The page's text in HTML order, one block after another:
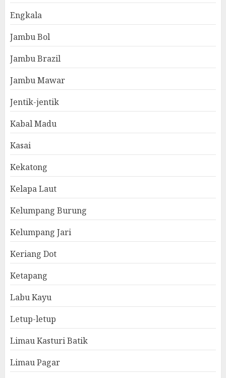
Engkala
Jambu Bol
Jambu Brazil
Jambu Mawar
Jentik-jentik
Kabal Madu
Kasai
Kekatong
Kelapa Laut
Kelumpang Burung
Kelumpang Jari
Keriang Dot
Ketapang
Labu Kayu
Letup-letup
Limau Kasturi Batik
Limau Pagar